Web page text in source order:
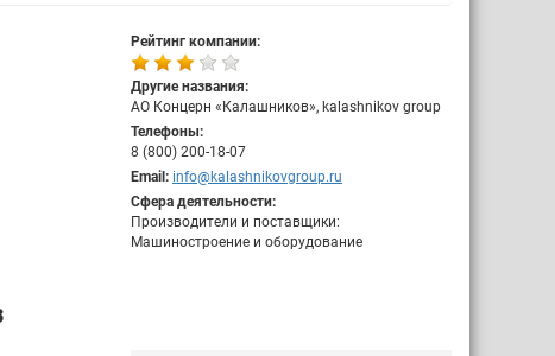
Рейтинг компании:
Другие названия:
АО Концерн «Калашников», kalashnikov group
Телефоны:
8 (800) 200-18-07
Email: info@kalashnikovgroup.ru
Сфера деятельности:
Производители и поставщики:
Машиностроение и оборудование